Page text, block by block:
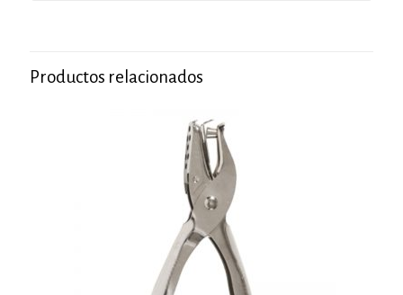
Productos relacionados